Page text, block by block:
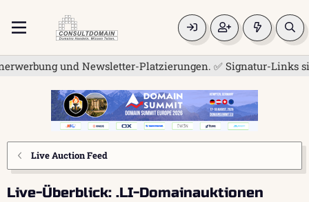
und Newsletter-Platzierungen. ✅ Signatur-Links
Live Auction Feed
Live-Überblick: .LI-Domainauktionen